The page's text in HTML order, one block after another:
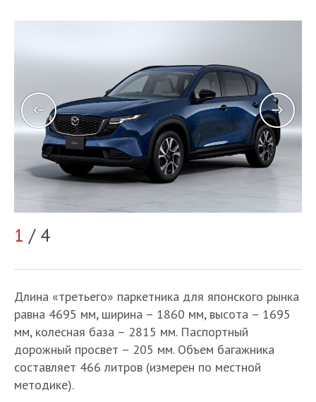
1 / 4
Длина «третьего» паркетника для японского рынка
равна 4695 мм, ширина – 1860 мм, высота – 1695
мм, колесная база – 2815 мм. Паспортный
дорожный просвет – 205 мм. Объем багажника
составляет 466 литров (измерен по местной
методике).